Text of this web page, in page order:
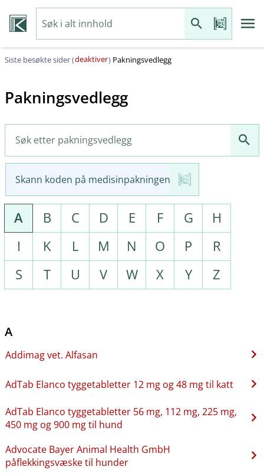
Siste besøkte sider (deaktiver) Pakningsvedlegg
Pakningsvedlegg
Skann koden på medisinpakningen
A B C D E F G
H
I
K L M N O P
R
S
T U V W X Y Z
A
Addimag vet. Alfasan
AdTab Elanco tyggetabletter 12 mg og 48 mg til katt
AdTab Elanco tyggetabletter 56 mg, 112 mg, 225 mg,
450 mg og 900 mg til hund
Advocate Bayer Animal Health GmbH
påflekkingsvæske til hunder